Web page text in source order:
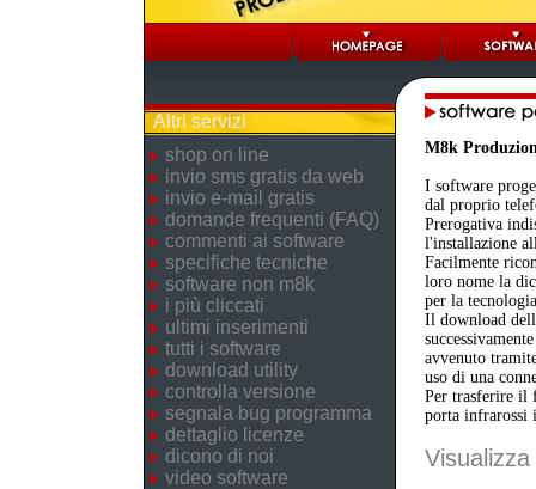
Altri servizi
shop on line
invio sms gratis da web
invio e-mail gratis
domande frequenti (FAQ)
commenti ai software
specifiche tecniche
software non m8k
i più cliccati
ultimi inserimenti
tutti i software
download utility
controlla versione
segnala bug programma
dettaglio licenze
dicono di noi
video software
M8k
I software
dal proprio
Prerogativa
l'installazione
Facilmente
loro nome la
per la
Il download
avvenuto
uso di una
Per trasferire il
porta infrarossi